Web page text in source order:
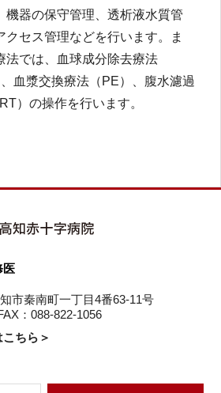
機器の保守管理、透析液水質管
クセス管理などを行います。ま
法では、血球成分除去療法
血漿交換療法（PE）、腹水濾過
）の操作を行います。
医
市秦南町一丁目4番63-11号
：088-822-1056
ちら＞